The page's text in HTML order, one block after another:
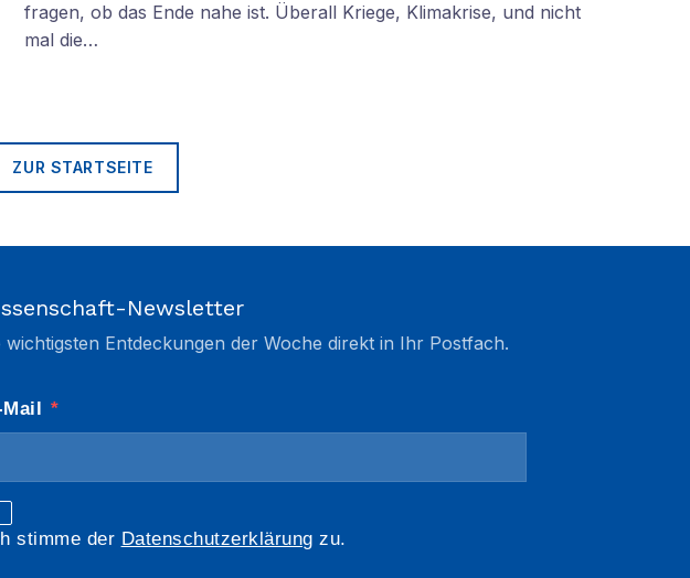
fragen, ob das Ende nahe ist. Überall Kriege, Klimakrise, und nicht
mal die…
ZUR STARTSEITE
Newsletter
wichtigsten Entdeckungen der Woche direkt in Ihr Postfach.